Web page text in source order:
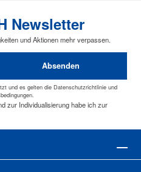
Newsletter
und Aktionen mehr verpassen.
Absenden
und es gelten die Datenschutzrichtlinieund
.
zur Individualisierung habe ich zur